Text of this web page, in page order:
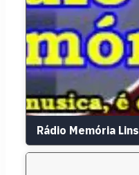
Rádio Memória Lins